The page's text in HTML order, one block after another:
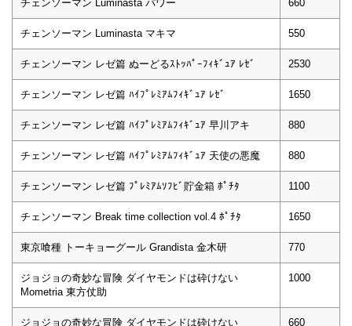
チェンソーマン Luminasta パワー 660
チェンソーマン Luminasta マキマ 550
チェンソーマン レゼ篇 ぬーどるｽﾄｯﾊﾟｰﾌｨｷﾞｭｱ ﾚｾﾞ 2530
チェンソーマン レゼ篇 ﾊｲﾌﾟﾚﾐｱﾑﾌｨｷﾞｭｱ ﾚｾﾞ 1650
チェンソーマン レゼ篇 ﾊｲﾌﾟﾚﾐｱﾑﾌｨｷﾞｭｱ 早川アキ 880
チェンソーマン レゼ篇 ﾊｲﾌﾟﾚﾐｱﾑﾌｨｷﾞｭｱ 天使の悪魔 880
チェンソーマン レゼ篇 ﾌﾟﾚﾐｱﾑｿﾌﾋﾞ貯金箱 ﾎﾟﾁﾀ 1100
チェンソーマン Break time collection vol.4 ﾎﾟﾁﾀ 1650
東京喰種 トーキョーグール Grandista 金木研 770
ジョジョの奇妙な冒険 ダイヤモンドは砕けない
Mometria 東方仗助
1000
ジョジョの奇妙な冒険 ダイヤモンドは砕けない
660